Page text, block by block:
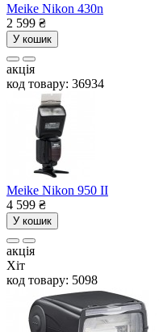
Meike Nikon 430n
2 599 ₴
У кошик
акція
код товару: 36934
Meike Nikon 950 II
4 599 ₴
У кошик
акція
Хіт
код товару: 5098